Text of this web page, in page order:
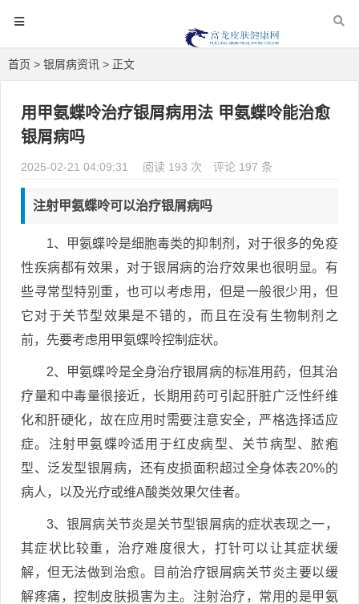
首页 > 银屑病资讯 > 正文
用甲氨蝶呤治疗银屑病用法 甲氨蝶呤能治愈
银屑病吗
2025-02-21 04:09:31 阅读 193 次 评论 197 条
注射甲氨蝶呤可以治疗银屑病吗
1、甲氨蝶呤是细胞毒类的抑制剂，对于很多的免疫
性疾病都有效果，对于银屑病的治疗效果也很明显。有
些寻常型特别重，也可以考虑用，但是一般很少用，但
它对于关节型效果是不错的，而且在没有生物制剂之
前，先要考虑用甲氨蝶呤控制症状。
2、甲氨蝶呤是全身治疗银屑病的标准用药，但其治
疗量和中毒量很接近，长期用药可引起肝脏广泛性纤维
化和肝硬化，故在应用时需要注意安全，严格选择适应
症。注射甲氨蝶呤适用于红皮病型、关节病型、脓疱
型、泛发型银屑病，还有皮损面积超过全身体表20%的
病人，以及光疗或维A酸类效果欠佳者。
3、银屑病关节炎是关节型银屑病的症状表现之一，
其症状比较重，治疗难度很大，打针可以让其症状缓
解，但无法做到治愈。目前治疗银屑病关节炎主要以缓
解疼痛，控制皮肤损害为主。注射治疗，常用的是甲氨